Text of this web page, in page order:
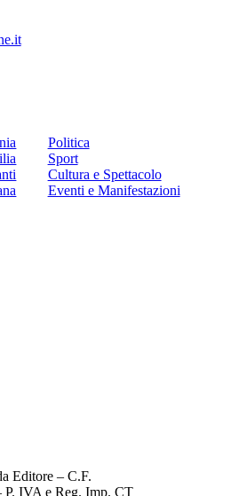
Politica
Sport
Cultura e Spettacolo
Eventi e Manifestazioni
Editore – C.F.
IVA e Reg. Imp. CT